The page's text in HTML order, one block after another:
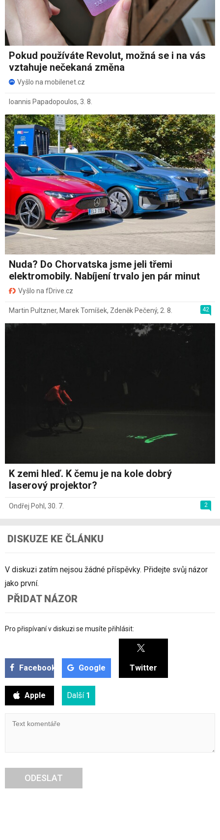
Pokud používáte Revolut, možná se i na vás
vztahuje nečekaná změna
Vyšlo na mobilenet.cz
Ioannis Papadopoulos, 3. 8.
Nuda? Do Chorvatska jsme jeli třemi
elektromobily. Nabíjení trvalo jen pár minut
Vyšlo na fDrive.cz
42
Martin Pultzner, Marek Tomíšek, Zdeněk Pečený, 2. 8.
K zemi hleď. K čemu je na kole dobrý
laserový projektor?
2
Ondřej Pohl , 30. 7.
DISKUZE KE ČLÁNKU
V diskuzi zatím nejsou žádné příspěvky. Přidejte svůj názor
jako první.
PŘIDAT NÁZOR
Pro přispívaní v diskuzi se musíte přihlásit:
Facebook Google Twitter
Apple Další 1
ODESLAT